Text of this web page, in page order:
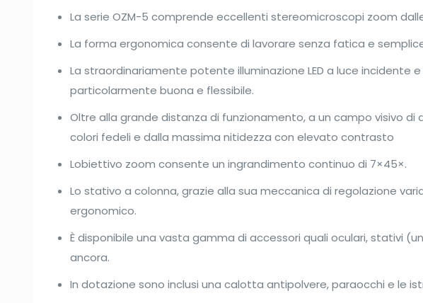
La serie OZM-5 comprende eccellenti stereomicroscopi zoom
La forma ergonomica consente di lavorare senza fatica e
La straordinariamente potente illuminazione LED a luce incidente
particolarmente buona e flessibile.
Oltre alla grande distanza di funzionamento, a un campo visivo di
colori fedeli e dalla massima nitidezza con elevato contrasto
Lobiettivo zoom consente un ingrandimento continuo di 7×45×.
Lo stativo a colonna, grazie alla sua meccanica di regolazione
ergonomico.
È disponibile una vasta gamma di accessori quali oculari, stativi
ancora.
In dotazione sono inclusi una calotta antipolvere, paraocchi e le